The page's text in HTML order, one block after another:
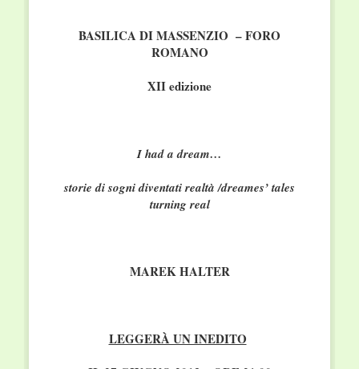
BASILICA DI MASSENZIO – FORO
ROMANO
XII edizione
I had a dream…
storie di sogni diventati realtà /dreames’ tales
turning real
MAREK HALTER
LEGGERÀ UN INEDITO